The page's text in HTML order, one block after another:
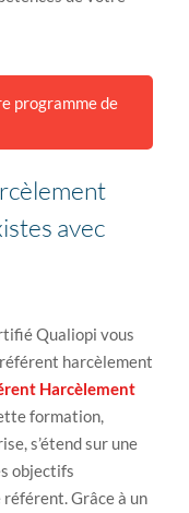
programme de
avec
Qualiopi vous
harcèlement
Harcèlement
formation,
s’étend sur une
objectifs
Grâce à un